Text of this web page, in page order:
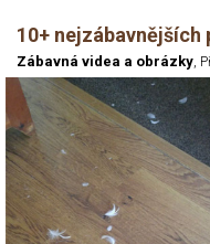
10+
Zábavná videa a obrázky,